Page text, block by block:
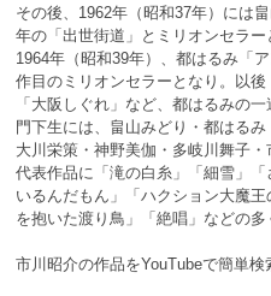
その後、1962年（昭和37年）には
年の「出世街道」とミリオンセラー
1964年（昭和39年）、都はるみ「
作目のミリオンセラーとなり。以後
「大阪しぐれ」など、都はるみの
門下生には、畠山みどり・都はる
大川栄策・神野美伽・多岐川舞子・
代表作品に「滝の白糸」「細雪」
いるんだもん」「ハクション大魔
を抱いた渡り鳥」「絶唱」などの多
市川昭介の作品をYouTubeで簡単検